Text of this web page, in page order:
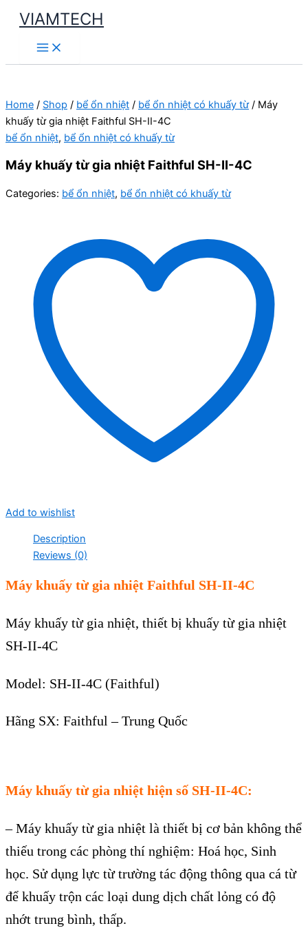
Skip
content
VIAMTECH
Main
Menu
Home / Shop / bể ổn nhiệt / bể ổn nhiệt có khuấy từ/ Máy
khuấy từ gia nhiệt Faithful SH-II-4C
bể ổn nhiệt, bể ổn nhiệt có khuấy từ
Máy khuấy từ gia nhiệt Faithful SH-II-4C
Categories: bể ổn nhiệt, bể ổn nhiệt có khuấy từ
Add to wishlist
Description
Reviews (0)
Máy khuấy từ gia nhiệt Faithful SH-II-4C
Máy khuấy từ gia nhiệt, thiết bị khuấy từ gia nhiệt
SH-II-4C
Model: SH-II-4C (Faithful)
Hãng SX: Faithful – Trung Quốc
Máy khuấy từ gia nhiệt hiện số SH-II-4C:
– Máy khuấy từ gia nhiệt là thiết bị cơ bản không thể
thiếu trong các phòng thí nghiệm: Hoá học, Sinh
học. Sử dụng lực từ trường tác động thông qua cá từ
để khuấy trộn các loại dung dịch chất lỏng có độ
nhớt trung bình, thấp.